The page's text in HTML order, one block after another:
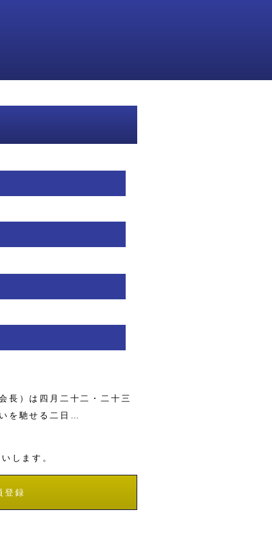
長）は四月二十二・二十三
を馳せる二日…
します。
登録